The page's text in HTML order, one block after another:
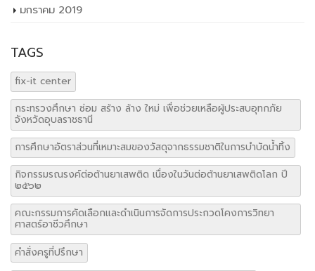
มกราคม 2019
TAGS
fix-it center
กระทรวงศึกษา ซ่อม สร้าง ล้าง ใหม่ เพื่อช่วยเหลือผู้ประสบอุทกภัย
จังหวัดอุบลราชธานี
การศึกษาอัตราส่วนที่เหมาะสมของวัสดุจากธรรมชาติในการบำบัดน้ำทิ้ง
กิจกรรมรณรงค์ต่อต้านยาเสพติด เนื่องในวันต่อต้านยาเสพติดโลก ปี
๒๕๖๒
คณะกรรมการคัดเลือกและดำเนินการจัดการประกวดโคงการวิทยา
ศาสตร์อาชีวศึกษา
คำสั่งครูที่ปรึกษา